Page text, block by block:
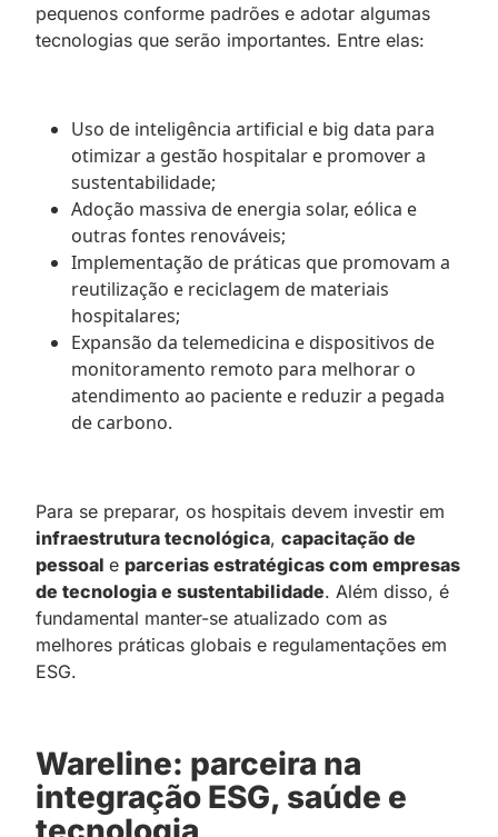
pequenos conforme padrões e adotar algumas
tecnologias que serão importantes. Entre elas:
Uso de inteligência artificial e big data para
otimizar a gestão hospitalar e promover a
sustentabilidade;
Adoção massiva de energia solar, eólica e
outras fontes renováveis;
Implementação de práticas que promovam a
reutilização e reciclagem de materiais
hospitalares;
Expansão da telemedicina e dispositivos de
monitoramento remoto para melhorar o
atendimento ao paciente e reduzir a pegada
de carbono.
Para se preparar, os hospitais devem investir em
infraestrutura tecnológica, capacitação de
pessoal e parcerias estratégicas com empresas
de tecnologia e sustentabilidade. Além disso, é
fundamental manter-se atualizado com as
melhores práticas globais e regulamentações em
ESG.
Wareline: parceira na
integração ESG, saúde e